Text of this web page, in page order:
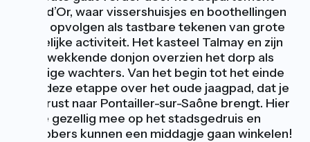
Côte-d’Or, waar vissershuisjes en boothellingen
elkaar opvolgen als tastbare tekenen van grote
menselijke activiteit. Het kasteel Talmay en zijn
indrukwekkende donjon overzien het dorp als
waardige wachters. Van het begin tot het einde
loopt deze etappe over het oude jaagpad, dat je
in alle rust naar Pontailler-sur-Saône brengt. Hier
dein je gezellig mee op het stadsgedruis en
liefhebbers kunnen een middagje gaan winkelen!